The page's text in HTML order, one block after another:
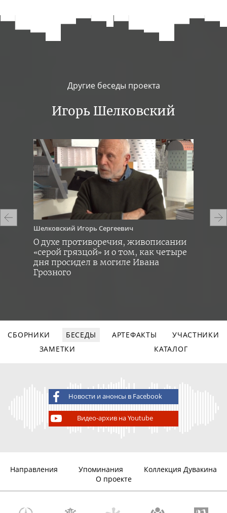
Другие беседы проекта
Игорь Шелковский
Шелковский Игорь Сергеевич
О духе противоречия, живописании
«серой грязцой» и о том, как четыре
дня просидел в могиле Ивана
Грозного
СБОРНИКИ БЕСЕДЫ АРТЕФАКТЫ
УЧАСТНИКИ
ЗАМЕТКИ
КАТАЛОГ
Новости и анонсы в Facebook
Видео-архив на Youtube
Направления Упоминания
Коллекция Дувакина
О проекте